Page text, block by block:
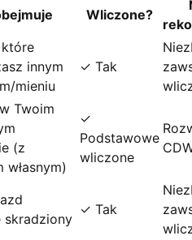
Wliczone?
innym
mieniu
✓ Tak
Twoim
(z
własnym)
✓
Podstawowe
wliczone
skradziony
✓ Tak